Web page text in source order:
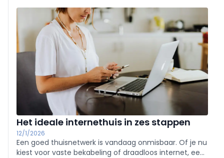
betrouwbaarheid en gebruiksgemak. De lancering
volgt op de aankondiging in oktober dat Robin
Telecom dee
Het ideale internethuis in zes stappen
12/1/2026
Een goed thuisnetwerk is vandaag onmisbaar. Of je nu
kiest voor vaste bekabeling of draadloos internet, een